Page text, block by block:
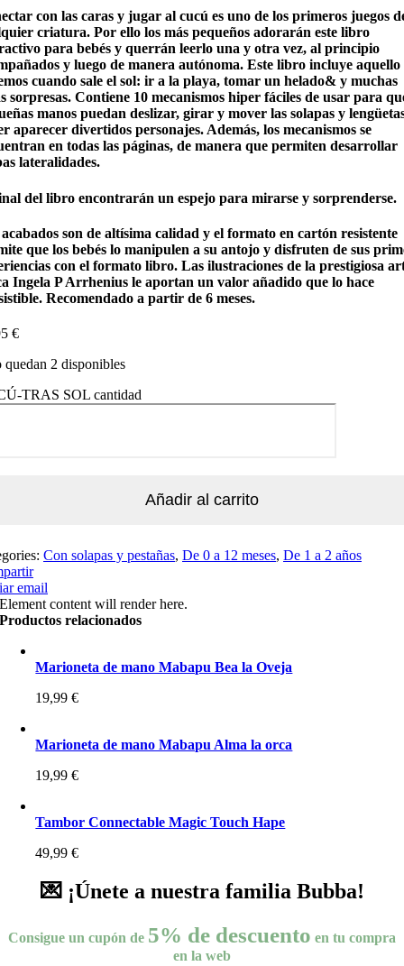
con las caras y jugar al cucú es uno de los primeros juegos
criatura. Por ello los más pequeños adorarán este libro
para bebés y querrán leerlo una y otra vez, al principio
y luego de manera autónoma. Este libro incluye aquello
cuando sale el sol: ir a la playa, tomar un helado& y muchas
sorpresas. Contiene 10 mecanismos hiper fáciles de usar para
manos puedan deslizar, girar y mover las solapas y
aparecer divertidos personajes. Además, los mecanismos se
en todas las páginas, de manera que permiten desarrollar
lateralidades.
del libro encontrarán un espejo para mirarse y sorprenderse.
son de altísima calidad y el formato en cartón resistente
que los bebés lo manipulen a su antojo y disfruten de sus
con el formato libro. Las ilustraciones de la prestigiosa
Ingela P Arrhenius le aportan un valor añadido que lo hace
Recomendado a partir de 6 meses.
€
quedan 2 disponibles
TRAS SOL cantidad
Añadir al carrito
Con solapas y pestañas, De 0 a 12 meses, De 1 a 2 años
email
Element content will render here.
Productos relacionados
Marioneta de mano Mabapu Bea la Oveja
19,99€
Marioneta de mano Mabapu Alma la orca
19,99€
Tambor Connectable Magic Touch Hape
49,99€
💌 ¡Únete a nuestra familia Bubba!
Consigue un cupón de 5% de descuento en tu compra
en la web